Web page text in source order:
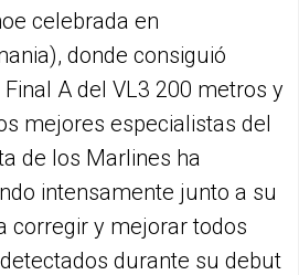
celebrada en
donde consiguió
A del VL3 200 metros y
mejores especialistas del
de los Marlines ha
intensamente junto a su
corregir y mejorar todos
durante su debut